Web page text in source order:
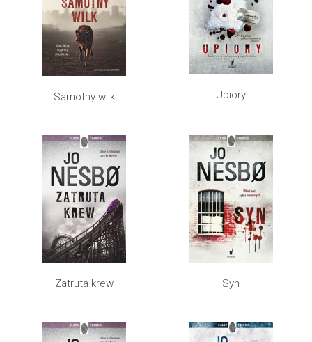
Samotny wilk Upiory
Zatruta krew Syn